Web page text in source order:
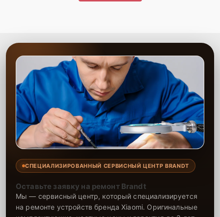
СПЕЦИАЛИЗИРОВАННЫЙ СЕРВИСНЫЙ ЦЕНТР BRANDT
Оставьте заявку на ремонт Brandt
Мы — сервисный центр, который специализируется
на ремонте устройств бренда Xiaomi. Оригинальные